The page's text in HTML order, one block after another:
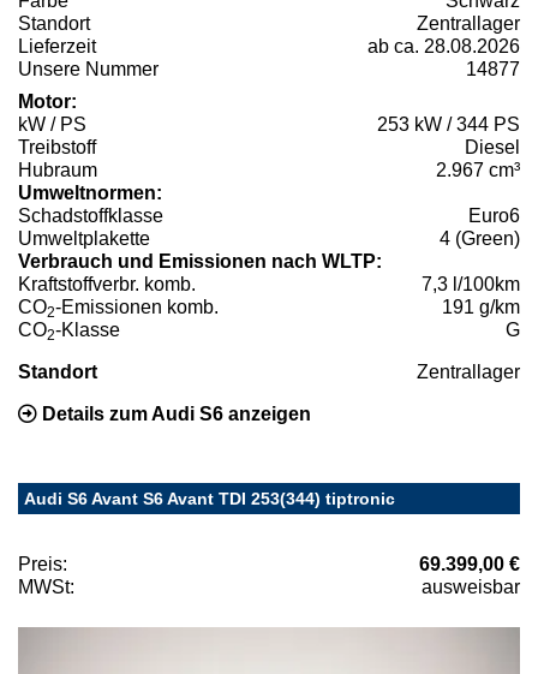
Standort
Zentrallager
Lieferzeit
ab ca. 28.08.2026
Unsere Nummer
14877
Motor:
kW / PS
253 kW / 344 PS
Treibstoff
Diesel
Hubraum
2.967 cm³
Umweltnormen:
Schadstoffklasse
Euro6
Umweltplakette
4 (Green)
Verbrauch und Emissionen nach WLTP:
Kraftstoffverbr. komb.
7,3 l/100km
CO2-Emissionen komb.
191 g/km
CO2-Klasse G
Standort Zentrallager
Details zum Audi S6 anzeigen
Audi S6 Avant S6 Avant TDI 253(344) tiptronic
Preis:
69.399,00 €
MWSt:
ausweisbar